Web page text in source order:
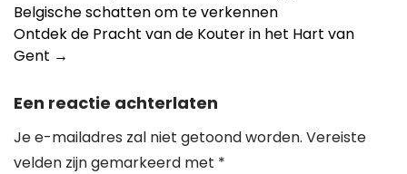
navigation
Belgische schatten om te verkennen
Ontdek de Pracht van de Kouter in het Hart van
Gent →
Een reactie achterlaten
Je e-mailadres zal niet getoond worden. Vereiste
velden zijn gemarkeerd met *